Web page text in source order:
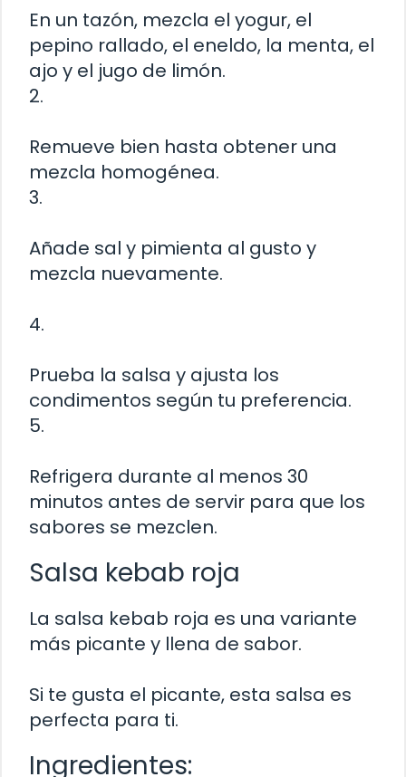
En un tazón, mezcla el yogur, el
pepino rallado, el eneldo, la menta, el
ajo y el jugo de limón.
2.
Remueve bien hasta obtener una
mezcla homogénea.
3.
Añade sal y pimienta al gusto y
mezcla nuevamente.
4.
Prueba la salsa y ajusta los
condimentos según tu preferencia.
5.
Refrigera durante al menos 30
minutos antes de servir para que los
sabores se mezclen.
Salsa kebab roja
La salsa kebab roja es una variante
más picante y llena de sabor.
Si te gusta el picante, esta salsa es
perfecta para ti.
Ingredientes: